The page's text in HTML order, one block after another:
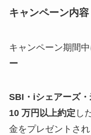
キャンペーン内容
キャンペーン期間中
ー
SBI・iシェアーズ
10 万円以上約定 し
金をプレゼントされ